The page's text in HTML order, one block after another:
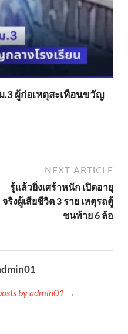
ผู้ก่อเหตุสะเทือนขวัญ
NEXT ARTICLE
รู้แล้วยิ่งเศร้าหนัก เปิดอายุ
จริงผู้เสียชีวิต 3 ราย เหตุรถตู้
ชนท้าย 6 ล้อ
by admin01 →